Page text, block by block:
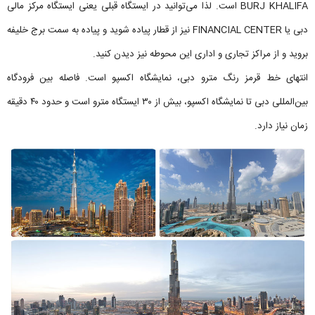
BURJ KHALIFA است. لذا می‌توانید در ایستگاه قبلی یعنی ایستگاه مرکز مالی
دبی یا FINANCIAL CENTER نیز از قطار پیاده شوید و پیاده به سمت برج خلیفه
بروید و از مراکز تجاری و اداری این محوطه نیز دیدن کنید.
انتهای خط قرمز رنگ مترو دبی، نمایشگاه اکسپو است. فاصله بین فرودگاه
بین‌المللی دبی تا نمایشگاه اکسپو، بیش از ۳۰ ایستگاه مترو است و حدود ۴۰ دقیقه
زمان نیاز دارد.